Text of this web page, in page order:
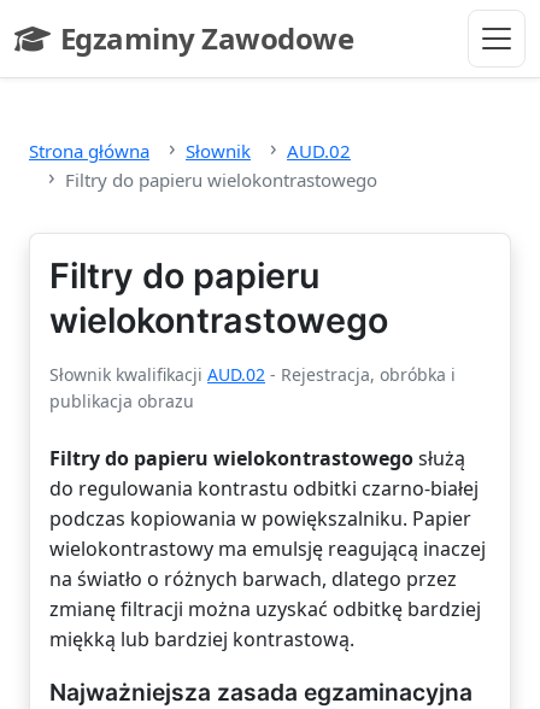
Egzaminy Zawodowe
- strona główna
Strona główna Słownik
AUD.02
Filtry do papieru wielokontrastowego
Filtry do papieru
wielokontrastowego
Słownik kwalifikacji AUD.02 - Rejestracja, obróbka i
publikacja obrazu
Filtry do papieru wielokontrastowegosłużą
do regulowania kontrastu odbitki czarno-białej
podczas kopiowania w powiększalniku. Papier
wielokontrastowy ma emulsję reagującą inaczej
na światło o różnych barwach, dlatego przez
zmianę filtracji można uzyskać odbitkę bardziej
miękką lub bardziej kontrastową.
Najważniejsza zasada egzaminacyjna